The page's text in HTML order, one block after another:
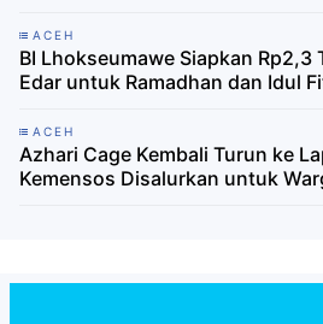
ACEH
BI Lhokseumawe Siapkan Rp2,3
Edar untuk Ramadhan dan Idul
ACEH
Azhari Cage Kembali Turun ke
Kemensos Disalurkan untuk